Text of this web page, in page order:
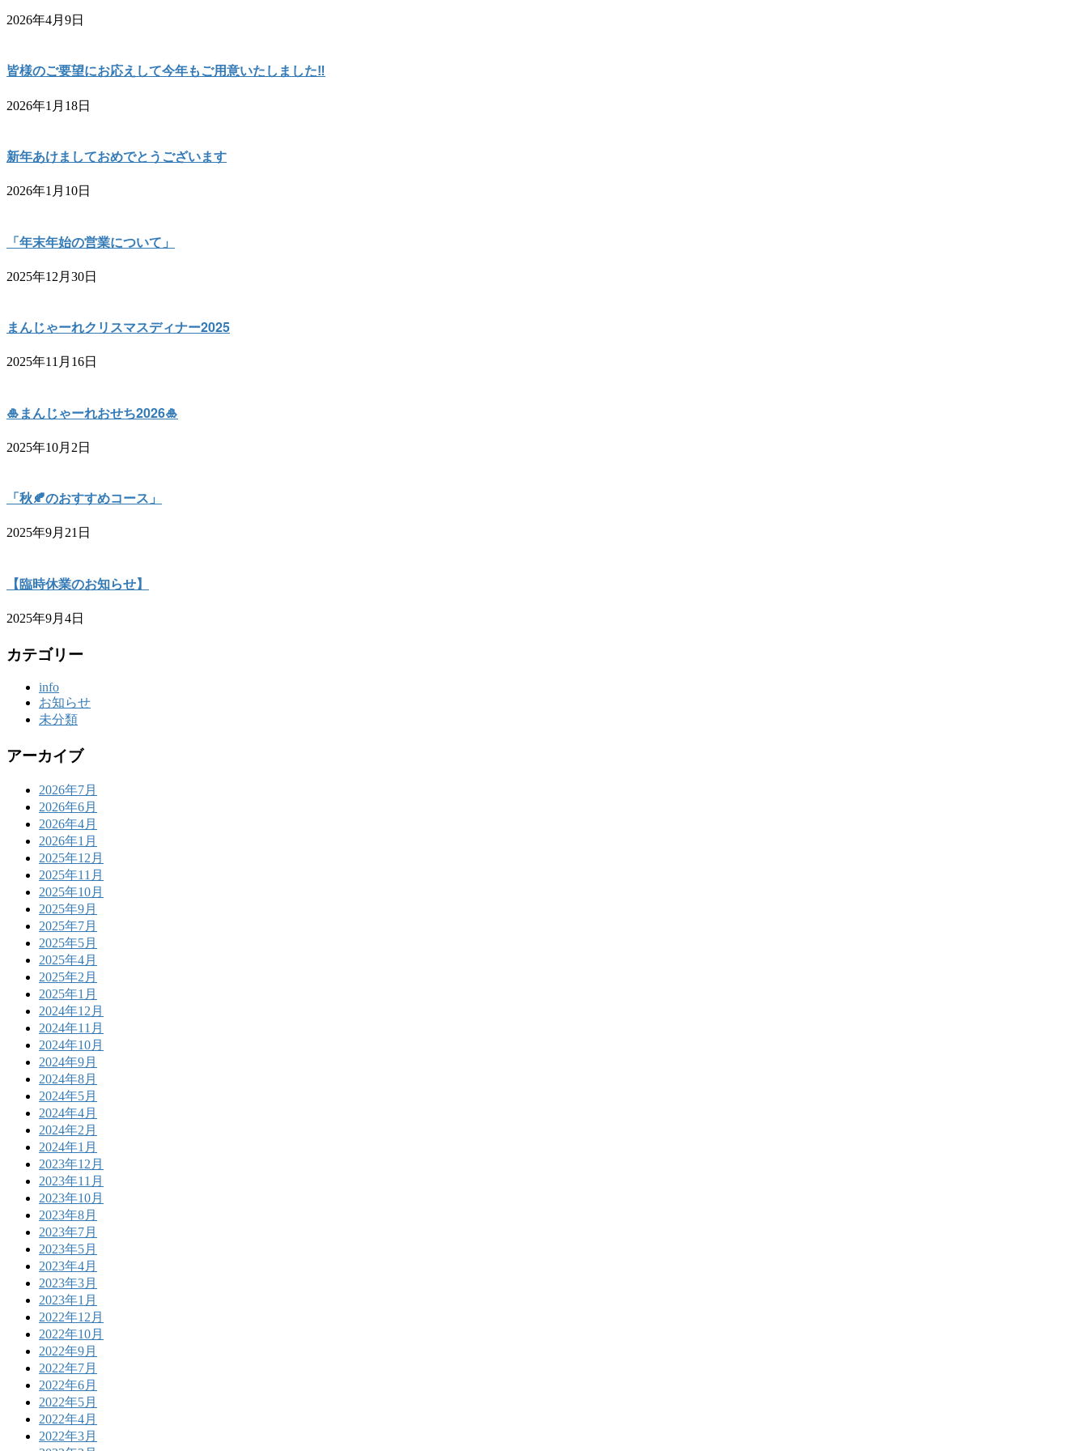
2026年4月9日
皆様のご要望にお応えして今年もご用意いたしました‼︎
2026年1月18日
新年あけましておめでとうございます
2026年1月10日
「年末年始の営業について」
2025年12月30日
まんじゃーれクリスマスディナー2025
2025年11月16日
🎍まんじゃーれおせち2026🎍
2025年10月2日
「秋🍂のおすすめコース」
2025年9月21日
【臨時休業のお知らせ】
2025年9月4日
カテゴリー
info
お知らせ
未分類
アーカイブ
2026年7月
2026年6月
2026年4月
2026年1月
2025年12月
2025年11月
2025年10月
2025年9月
2025年7月
2025年5月
2025年4月
2025年2月
2025年1月
2024年12月
2024年11月
2024年10月
2024年9月
2024年8月
2024年5月
2024年4月
2024年2月
2024年1月
2023年12月
2023年11月
2023年10月
2023年8月
2023年7月
2023年5月
2023年4月
2023年3月
2023年1月
2022年12月
2022年10月
2022年9月
2022年7月
2022年6月
2022年5月
2022年4月
2022年3月